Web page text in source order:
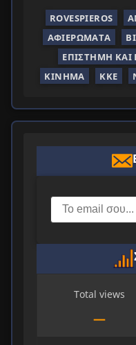
ROVESPIEROS
ΑΦΙΕΡΏΜΑΤΑ
ΕΠΙΣΤΉΜΗ ΚΑΙ
ΚΊΝΗΜΑ
ΚΚΕ
Total views
—